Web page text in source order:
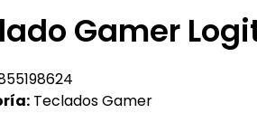
Gamer
Teclados Gamer